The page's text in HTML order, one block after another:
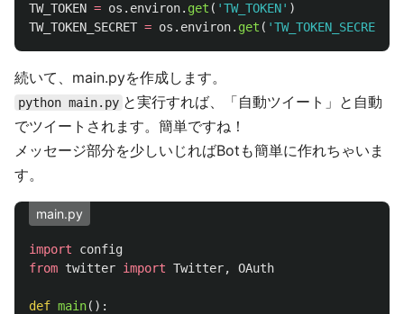
TW_TOKEN = os . environ. get ( 'TW_TOKEN' )
TW_TOKEN_SECRET = os . environ. get ( 'TW_TOKEN_SECRET
続いて、main.pyを作成します。
python main.py と実行すれば、「自動ツイート」と自動
でツイートされます。簡単ですね！
メッセージ部分を少しいじればBotも簡単に作れちゃいま
す。
main.py
import
config
from twitter import Twitter, OAuth
def main():